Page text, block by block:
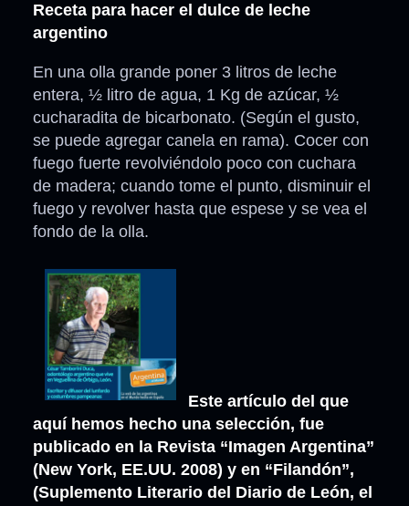
Receta para hacer el dulce de leche
argentino
En una olla grande poner 3 litros de leche
entera, ½ litro de agua, 1 Kg de azúcar, ½
cucharadita de bicarbonato. (Según el gusto,
se puede agregar canela en rama). Cocer con
fuego fuerte revolviéndolo poco con cuchara
de madera; cuando tome el punto, disminuir el
fuego y revolver hasta que espese y se vea el
fondo de la olla.
Este artículo del que
aquí hemos hecho una selección, fue
publicado en la Revista “Imagen Argentina”
(New York, EE.UU. 2008) y en “Filandón”,
(Suplemento Literario del Diario de León, el